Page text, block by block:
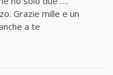
Grazie mille e un
a te